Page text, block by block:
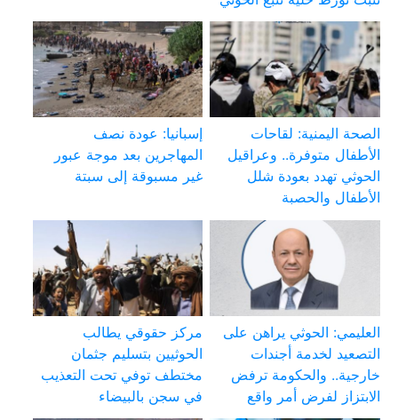
الصحة اليمنية: لقاحات
الأطفال متوفرة.. وعراقيل
الحوثي تهدد بعودة شلل
الأطفال والحصبة
إسبانيا: عودة نصف
المهاجرين بعد موجة عبور
غير مسبوقة إلى سبتة
العليمي: الحوثي يراهن على
التصعيد لخدمة أجندات
خارجية.. والحكومة ترفض
الابتزاز لفرض أمر واقع
مركز حقوقي يطالب
الحوثيين بتسليم جثمان
مختطف توفي تحت التعذيب
في سجن بالبيضاء